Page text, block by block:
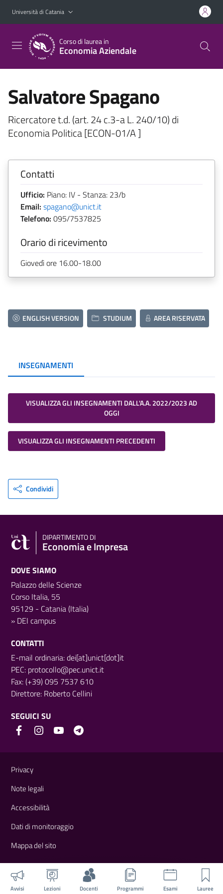
Vai al contenuto principale
Vai al menu di navigazione
Università di Catania
Corso di laurea in
Economia Aziendale
Salvatore Spagano
Ricercatore t.d. (art. 24 c.3-a L. 240/10) di
Economia Politica [ECON-01/A ]
Contatti
Ufficio: Piano: IV - Stanza: 23/b
Email: spagano@unict.it
Telefono: 095/7537825
Orario di ricevimento
Giovedì ore 16.00-18.00
ENGLISH VERSION STUDIUM AREA RISERVATA
INSEGNAMENTI
VISUALIZZA GLI INSEGNAMENTI DALL'A.A. 2022/2023 AD
OGGI
VISUALIZZA GLI INSEGNAMENTI PRECEDENTI
Condividi
Avvisi Lezioni Docenti Programmi Esami Lauree
DIPARTIMENTO DI
Economia e Impresa
DOVE SIAMO
Palazzo delle Scienze
Corso Italia, 55
95129 - Catania (Italia)
» DEI campus
CONTATTI
E-mail ordinaria: dei[at]unict[dot]it
PEC: protocollo@pec.unict.it
Fax: (+39) 095 7537 610
Direttore: Roberto Cellini
SEGUICI SU
Privacy
Note legali
Accessibilità
Dati di monitoraggio
Mappa del sito